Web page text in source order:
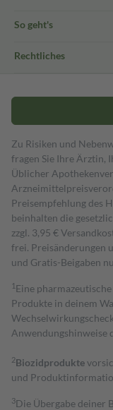
So geht's
Rechtliches
Zu Risiken und
fragen Sie Ihre Ärztin,
Üblicher
Preisempfehlung des
beinhalten die
zzgl. 3,95 €
frei. Preisänderungen
und Gratis-Beigaben
1 Eine
Produkte in deinem
Anwendungshinweise
2Biozidprodukte
und
3Die Übergabe deiner